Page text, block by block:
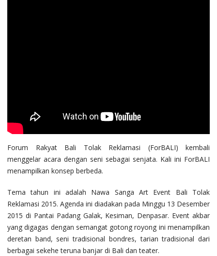
Forum Rakyat Bali Tolak Reklamasi (ForBALI) kembali
menggelar acara dengan seni sebagai senjata. Kali ini ForBALI
menampilkan konsep berbeda.
Tema tahun ini adalah Nawa Sanga Art Event Bali Tolak
Reklamasi 2015. Agenda ini diadakan pada Minggu 13 Desember
2015 di Pantai Padang Galak, Kesiman, Denpasar. Event akbar
yang digagas dengan semangat gotong royong ini menampilkan
deretan band, seni tradisional bondres, tarian tradisional dari
berbagai sekehe teruna banjar di Bali dan teater.